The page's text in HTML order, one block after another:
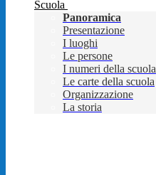
Scuola
Panoramica
Presentazione
I luoghi
Le persone
I numeri della scuola
Le carte della scuola
Organizzazione
La storia